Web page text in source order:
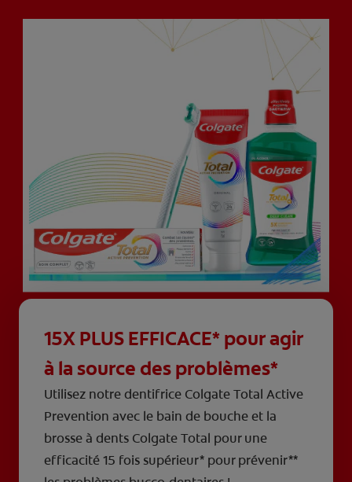
15X PLUS EFFICACE* pour agir
à la source des problèmes*
Utilisez notre dentifrice Colgate Total Active
Prevention avec le bain de bouche et la
brosse à dents Colgate Total pour une
efficacité 15 fois supérieur* pour prévenir**